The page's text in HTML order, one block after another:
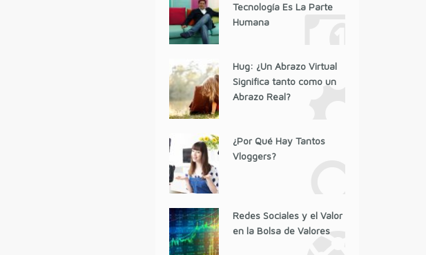
Tecnología Es La Parte
Humana
Hug: ¿Un Abrazo Virtual
Significa tanto como un
Abrazo Real?
¿Por Qué Hay Tantos
Vloggers?
Redes Sociales y el Valor
en la Bolsa de Valores